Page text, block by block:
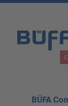
BÜFA